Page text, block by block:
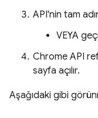
API'nin tam
VEYA
Chrome API
sayfa açılır.
Aşağıdaki gibi